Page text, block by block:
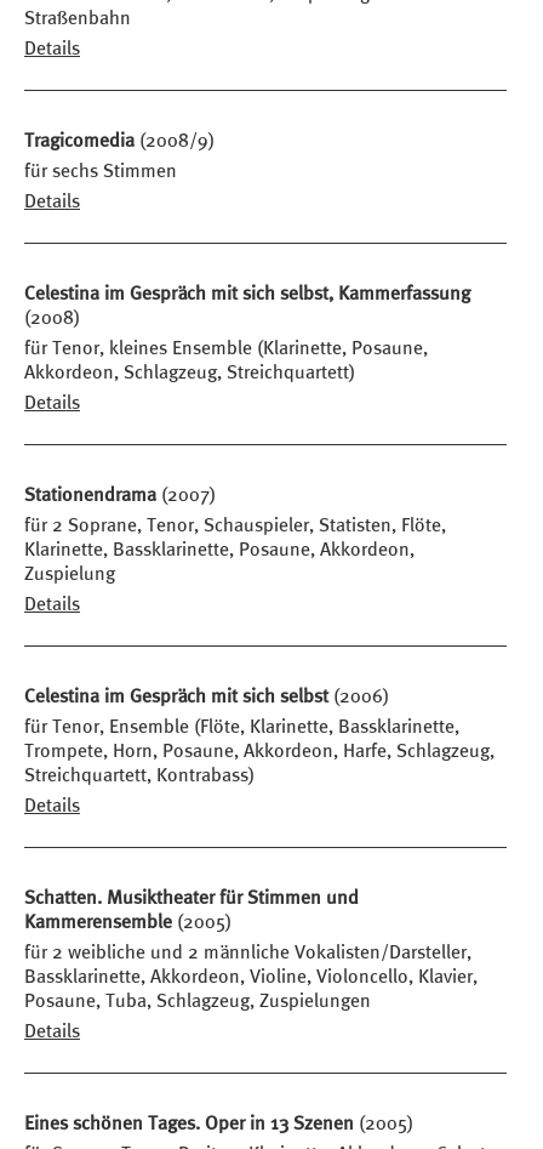
Straßenbahn
Details
Tragicomedia (2008/9)
für sechs Stimmen
Details
Celestina im Gespräch mit sich selbst, Kammerfassung
(2008)
für Tenor, kleines Ensemble (Klarinette, Posaune,
Akkordeon, Schlagzeug, Streichquartett)
Details
Stationendrama (2007)
für 2 Soprane, Tenor, Schauspieler, Statisten, Flöte,
Klarinette, Bassklarinette, Posaune, Akkordeon,
Zuspielung
Details
Celestina im Gespräch mit sich selbst(2006)
für Tenor, Ensemble (Flöte, Klarinette, Bassklarinette,
Trompete, Horn, Posaune, Akkordeon, Harfe, Schlagzeug,
Streichquartett, Kontrabass)
Details
Schatten. Musiktheater für Stimmen und
Kammerensemble (2005)
für 2 weibliche und 2 männliche Vokalisten/Darsteller,
Bassklarinette, Akkordeon, Violine, Violoncello, Klavier,
Posaune, Tuba, Schlagzeug, Zuspielungen
Details
Eines schönen Tages. Oper in 13 Szenen (2005)